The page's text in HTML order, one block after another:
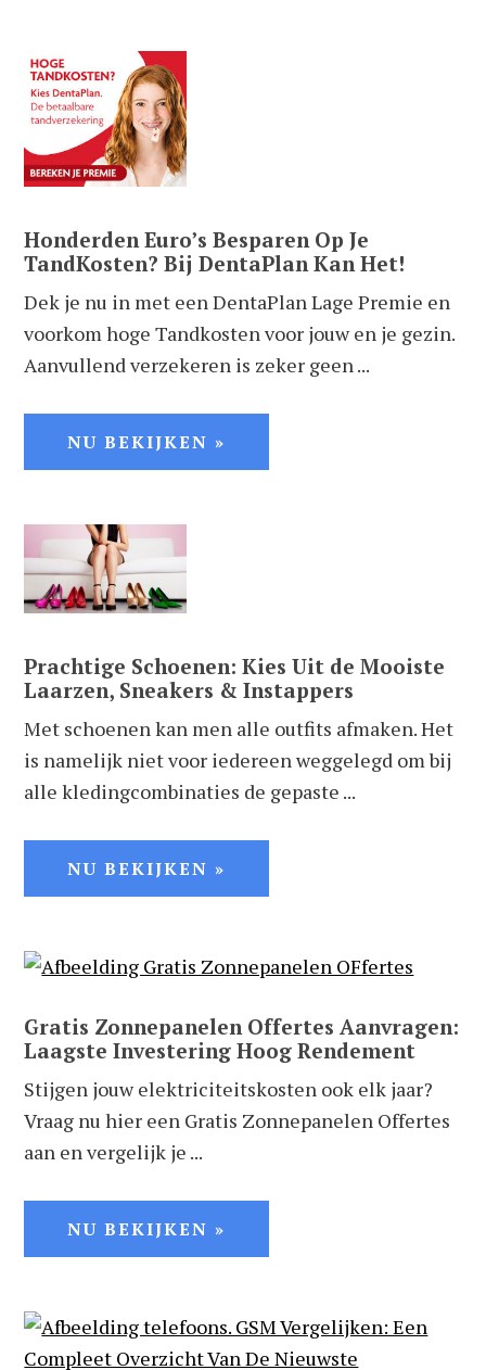
Honderden Euro’s Besparen Op Je
TandKosten? Bij DentaPlan Kan Het!
Dek je nu in met een DentaPlan Lage Premie en
voorkom hoge Tandkosten voor jouw en je gezin.
Aanvullend verzekeren is zeker geen ...
NU BEKIJKEN »
Prachtige Schoenen: Kies Uit de Mooiste
Laarzen, Sneakers & Instappers
Met schoenen kan men alle outfits afmaken. Het
is namelijk niet voor iedereen weggelegd om bij
alle kledingcombinaties de gepaste ...
NU BEKIJKEN »
Gratis Zonnepanelen Offertes Aanvragen:
Laagste Investering Hoog Rendement
Stijgen jouw elektriciteitskosten ook elk jaar?
Vraag nu hier een Gratis Zonnepanelen Offertes
aan en vergelijk je ...
NU BEKIJKEN »